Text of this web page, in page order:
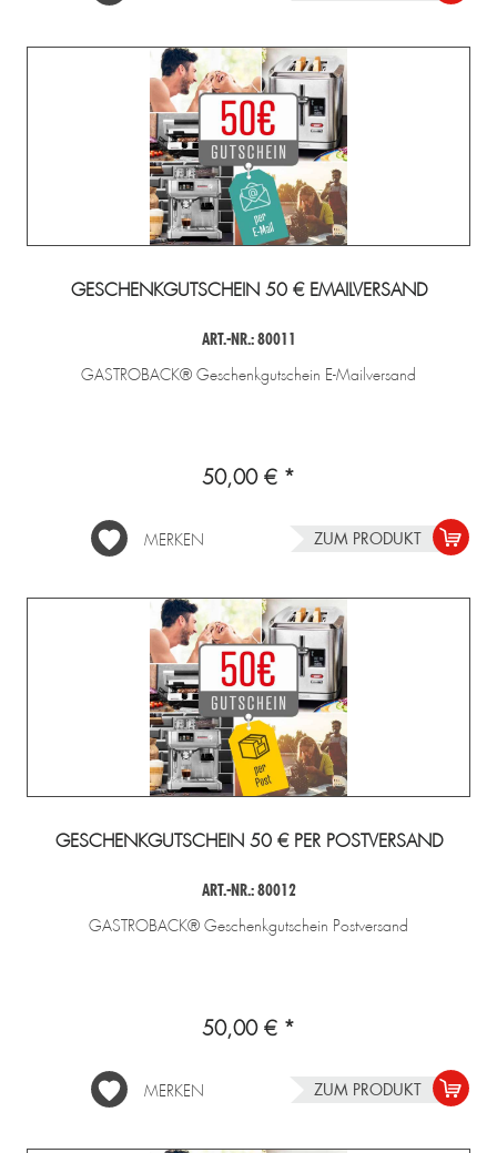
GESCHENKGUTSCHEIN 50 € EMAILVERSAND
ART.-NR.: 80011
GASTROBACK® Geschenkgutschein E-Mailversand
50,00 € *
MERKEN ZUM PRODUKT
GESCHENKGUTSCHEIN 50 € PER POSTVERSAND
ART.-NR.: 80012
GASTROBACK® Geschenkgutschein Postversand
50,00 € *
MERKEN ZUM PRODUKT